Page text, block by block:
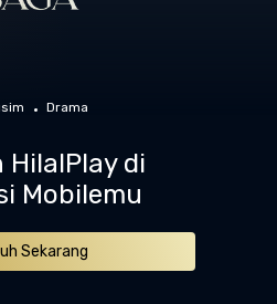
Drama
HilalPlay di
Mobilemu
Sekarang